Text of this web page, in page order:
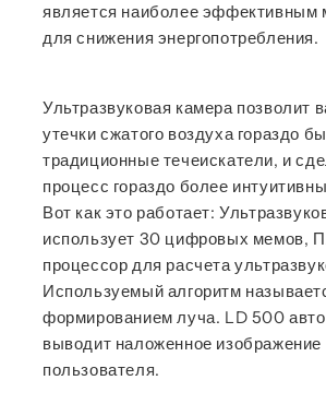
является наиболее эффективным
для снижения энергопотребления.
Ультразвуковая камера позволит
утечки сжатого воздуха гораздо
традиционные течеискатели, и
процесс гораздо более
Вот как это работает:
использует 30 цифровых мемов,
процессор для расчета
Используемый алгоритм
формированием луча. LD 500
выводит наложенное изображение
пользователя.